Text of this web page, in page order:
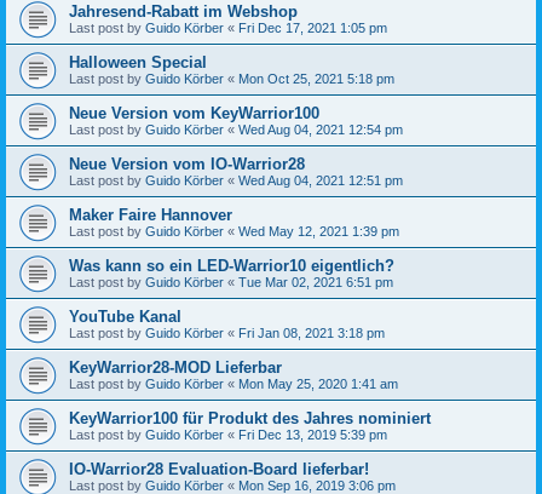
Jahresend-Rabatt im Webshop
Last post by Guido Körber « Fri Dec 17, 2021 1:05 pm
Halloween Special
Last post by Guido Körber « Mon Oct 25, 2021 5:18 pm
Neue Version vom KeyWarrior100
Last post by Guido Körber « Wed Aug 04, 2021 12:54 pm
Neue Version vom IO-Warrior28
Last post by Guido Körber « Wed Aug 04, 2021 12:51 pm
Maker Faire Hannover
Last post by Guido Körber « Wed May 12, 2021 1:39 pm
Was kann so ein LED-Warrior10 eigentlich?
Last post by Guido Körber « Tue Mar 02, 2021 6:51 pm
YouTube Kanal
Last post by Guido Körber « Fri Jan 08, 2021 3:18 pm
KeyWarrior28-MOD Lieferbar
Last post by Guido Körber « Mon May 25, 2020 1:41 am
KeyWarrior100 für Produkt des Jahres nominiert
Last post by Guido Körber « Fri Dec 13, 2019 5:39 pm
IO-Warrior28 Evaluation-Board lieferbar!
Last post by Guido Körber « Mon Sep 16, 2019 3:06 pm